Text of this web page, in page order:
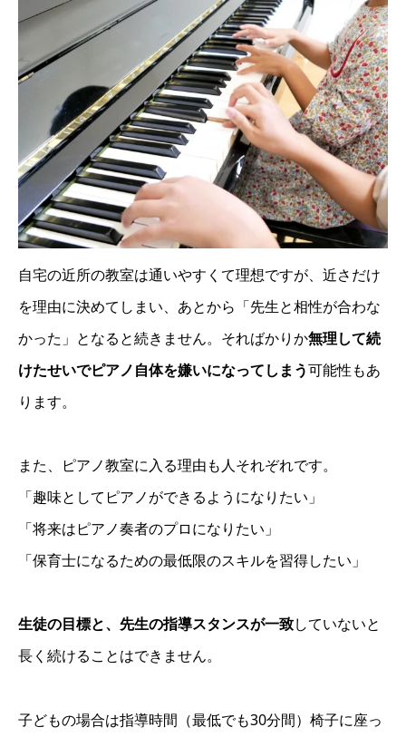
自宅の近所の教室は通いやすくて理想ですが、近さだけ
を理由に決めてしまい、あとから「先生と相性が合わな
かった」となると続きません。そればかりか無理して続
けたせいでピアノ自体を嫌いになってしまう可能性もあ
ります。
また、ピアノ教室に入る理由も人それぞれです。
「趣味としてピアノができるようになりたい」
「将来はピアノ奏者のプロになりたい」
「保育士になるための最低限のスキルを習得したい」
生徒の目標と、先生の指導スタンスが一致していないと
長く続けることはできません。
子どもの場合は指導時間（最低でも30分間）椅子に座っ